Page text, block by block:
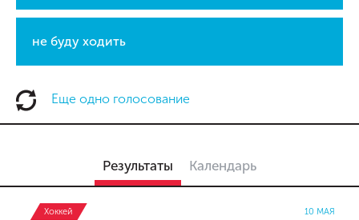
не буду ходить
Еще одно голосование
Результаты Календарь
Хоккей 10 МАЯ